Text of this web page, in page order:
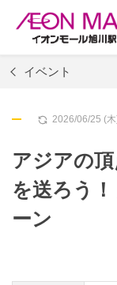
イベント
2026/06/25 (
アジアの
を送ろう
ーン